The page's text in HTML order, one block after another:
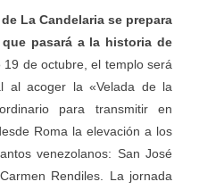
La Candelaria se prepara
pasará a la historia de
19 de octubre, el templo será
al acoger la «Velada de la
para transmitir en
Roma la elevación a los
venezolanos: San José
Rendiles. La jornada